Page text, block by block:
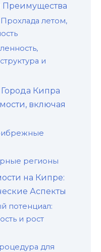
летом,
и
Кипра
включая
регионы
на Кипре:
Аспекты
потенциал:
и рост
для